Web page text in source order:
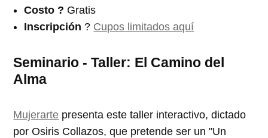
Costo ? Gratis
Inscripción ? Cupos limitados aquí
Seminario - Taller: El Camino del
Alma
Mujerarte presenta este taller interactivo, dictado
por Osiris Collazos, que pretende ser un "Un